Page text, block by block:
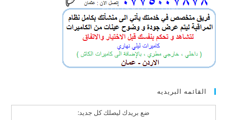
القائمه البريديه
ضع بريدك ليصلك كل جديد: